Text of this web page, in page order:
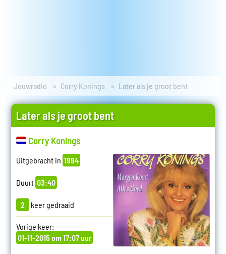
Jouwradio Corry Konings Later als je groot bent
Later als je groot bent
Corry Konings
Uitgebracht in 1994
Duurt 03:40
2 keer gedraaid
Vorige keer:
01-11-2015 om 17:07 uur